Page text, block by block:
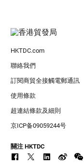
HKTDC.com
聯絡我們
訂閱商貿全接觸電郵通訊
使用條款
超連結條款及細則
京ICP备09059244号
關注 HKTDC